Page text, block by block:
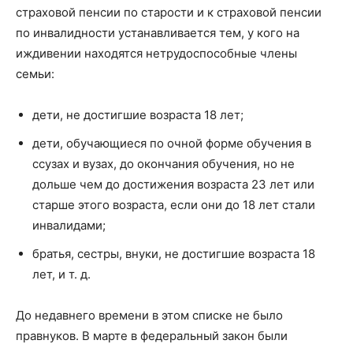
страховой пенсии по старости и к страховой пенсии
по инвалидности устанавливается тем, у кого на
иждивении находятся нетрудоспособные члены
семьи:
дети, не достигшие возраста 18 лет;
дети, обучающиеся по очной форме обучения в
ссузах и вузах, до окончания обучения, но не
дольше чем до достижения возраста 23 лет или
старше этого возраста, если они до 18 лет стали
инвалидами;
братья, сестры, внуки, не достигшие возраста 18
лет, и т. д.
До недавнего времени в этом списке не было
правнуков. В марте в федеральный закон были